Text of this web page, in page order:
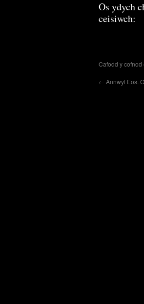
Os ydych
ceisiwch:
Cafodd y
← Annwyl Eos.